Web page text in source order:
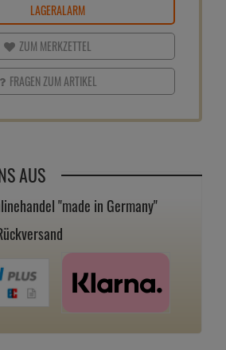
LAGERALARM
ZUM MERKZETTEL
FRAGEN ZUM ARTIKEL
AUS
"made in Germany"